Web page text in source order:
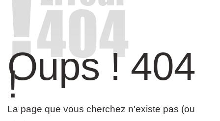
Oups ! 404
!
La page que vous cherchez n'existe pas (ou